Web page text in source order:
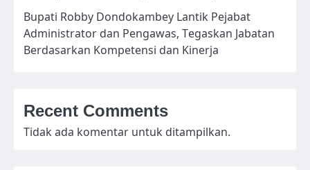
Bupati Robby Dondokambey Lantik Pejabat
Administrator dan Pengawas, Tegaskan Jabatan
Berdasarkan Kompetensi dan Kinerja
Recent Comments
Tidak ada komentar untuk ditampilkan.